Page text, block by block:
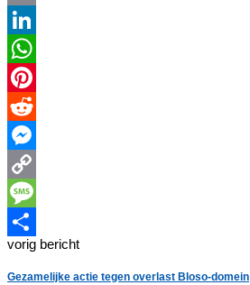
Email
LinkedIn
WhatsApp
Pinterest
Reddit
Messenger
Copy
Link
Message
Delen
vorig bericht
Gezamelijke actie tegen overlast Bloso-domein